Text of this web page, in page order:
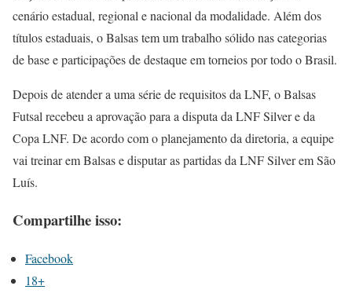
cenário estadual, regional e nacional da modalidade. Além dos
títulos estaduais, o Balsas tem um trabalho sólido nas categorias
de base e participações de destaque em torneios por todo o Brasil.
Depois de atender a uma série de requisitos da LNF, o Balsas
Futsal recebeu a aprovação para a disputa da LNF Silver e da
Copa LNF. De acordo com o planejamento da diretoria, a equipe
vai treinar em Balsas e disputar as partidas da LNF Silver em São
Luís.
Compartilhe isso:
Facebook
18+